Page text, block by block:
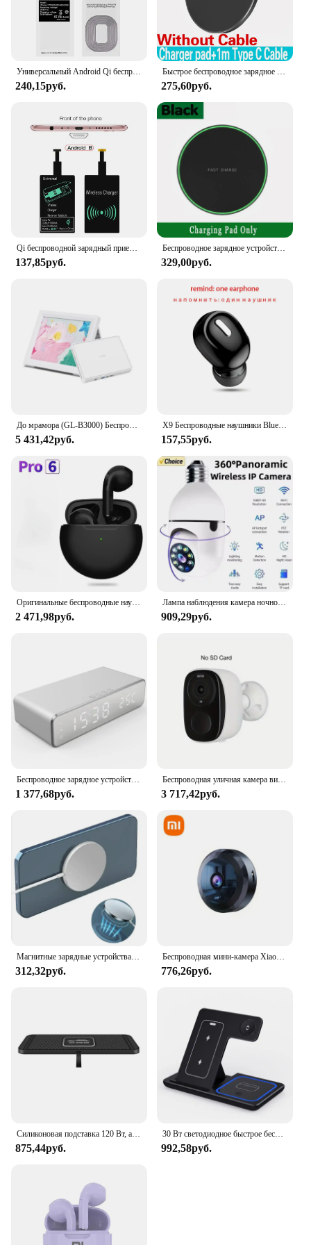
240,15руб. 275,60руб.
Qi беспроводной зарядный приемник Micro USB Type C, универсальное Быстрое беспроводное зарядное устройство, адаптер для Samsung Huawei iPhone для Xiaomi
137,85руб.
Беспроводное зарядное устройство 100 Вт для iPhone 15 14 13 12 11 Pro XS XR Индукционная Беспроводная зарядная площадка для Samsung Xiaomi зарядная док-станция
329,00руб.
До мрамора (GL-B3000) Беспроводной Wi-Fi 6-маршрутизатор, настенный монтаж, двухдиапазонный AX3000, 3 порта Gigabit Ethernet
5 431,42руб.
X9 Беспроводные наушники Bluetooth 5.0 с микрофоном-вкладышем Спортивные водонепроницаемые наушники TWS Bluetooth Handsfree Одна гарнитура
157,55руб.
Оригинальные беспроводные наушники Pro6 TWS с сенсорным управлением, Bluetooth 5,0, спортивные наушники-вкладыши, музыкальная гарнитура для телефонов iphone, Xiaomi, наушники
2 471,98руб.
Лампа наблюдения камера ночного видения беспроводная 360° ° Wi-Fi IP PTZ Уличная камера Крытый монитор безопасности Wi-Fi камера Smart Securit
909,29руб.
Беспроводное зарядное устройство, будильник, светодиодный цифровой термометр, зарядная док-станция для наушников и телефонов, быстрая зарядка для iPhone, Samsung
1 377,68руб.
Беспроводная уличная камера видеонаблюдения, 5200 мАч, с функцией ночного видения
3 717,42руб.
Магнитные зарядные устройства 30 Вт, тип C, быстрое беспроводное зарядное устройство, подставка для Magsafe IPhone 16, 15, 14, 13, 12 Pro Max, док-станция для зарядки телефона PD
312,32руб.
Беспроводная мини-камера Xiaomi A11 с Wi-Fi, 1080P
776,26руб.
Силиконовая подставка 120 Вт, автомобильное зарядное устройство для iPhone 15 14 13 12 Xiaomi Samsung Huawei, мобильный телефон, быстрая автомобильная беспроводная зарядка
875,44руб.
30 Вт светодиодное быстрое беспроводное зарядное устройство, подставка 3 в 1, складная зарядная станция для iPhone 15 14 13 12 11 Apple Watch 9 8 7 6 5 Airpods Pro
992,58руб.